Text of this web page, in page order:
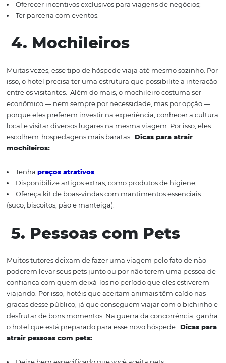
Atrair os hóspedes emviagem de negócios
Obviamente isso varia de região para região conforme a
A meta principal com essa ação é aumentar o
para ter sucesso nesse tipo de estratégiaépreciso criar
e oferecer
procuram. Dicas para atrair viajantes a negócios:
Ter umWi-Fi de qualidade;
Possuir uma m
esa de trabalho;
Ter umacama confortável;
Terequipamentos e serviços específicos:boas salas de
reunião e auditórios para treinamento
Ter parceria com eventos.
4.Mochileiros
Muitas vezes, esse tipo de hóspede viaja até mesmo
isso, o hotel precisa ter uma estrutura que possibilite a
entre os visitantes. Além do mais, o mochileiro costuma
econômico — nem sempre por necessidade, mas por